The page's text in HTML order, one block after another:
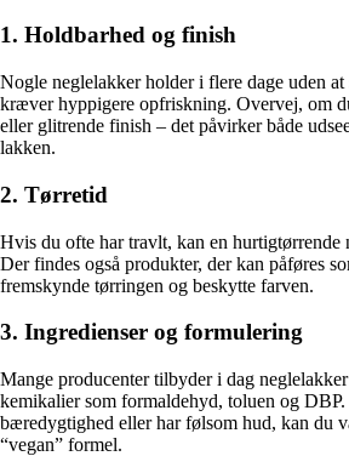
1. Holdbarhed og finish
Nogle neglelakker holder i flere dage uden at
kræver hyppigere opfriskning. Overvej, om
eller glitrende finish – det påvirker både
lakken.
2. Tørretid
Hvis du ofte har travlt, kan en
Der findes også produkter, der kan påføres
fremskynde tørringen og beskytte farven.
3. Ingredienser og formulering
Mange producenter tilbyder i dag
kemikalier som formaldehyd, toluen og
bæredygtighed eller har følsom hud, kan du
“vegan” formel.